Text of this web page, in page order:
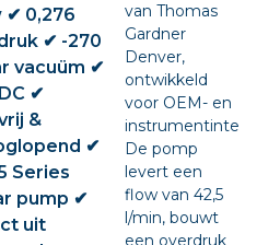
✔ 0,276
✔ -270
vacuüm ✔
✔
&
✔
Series
pump ✔
uit
van Thomas
Gardner
Denver,
ontwikkeld
voor OEM- en
De pomp
levert een
flow van 42,5
l/min, bouwt
een overdruk